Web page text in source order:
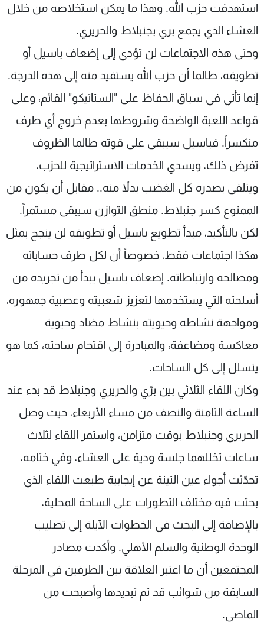
استهدفت حزب الله. وهذا ما يمكن استخلاصه من خلال
العشاء الذي يجمع بري بجنبلاط والحريري.
وحتى هذه الاجتماعات لن تؤدي إلى إضعاف باسيل أو
تطويقه، طالما أن حزب الله يستفيد منه إلى هذه الدرجة.
إنما تأتي في سياق الحفاظ على "الستاتيكو" القائم، وعلى
قواعد اللعبة الواضحة وشروطها بعدم خروج أي طرف
منكسراً. فباسيل سيبقى على قوته طالما الظروف
تفرض ذلك، ويسدي الخدمات الاستراتيجية للحزب،
ويتلقى بصدره كل الغضب بدلاً منه.. مقابل أن يكون من
الممنوع كسر جنبلاط. منطق التوازن سيبقى مستمراً.
لكن بالتأكيد، مبدأ تطويع باسيل أو تطويقه لن ينجح بمثل
هكذا اجتماعات فقط، خصوصاً أن لكل طرف حساباته
ومصالحه وارتباطاته. إضعاف باسيل يبدأ من تجريده من
أسلحته التي يستخدمها لتعزيز شعبيته وعصبية جمهوره،
ومواجهة نشاطه وحيويته بنشاط مضاد وحيوية
معاكسة ومضاعفة، والمبادرة إلى اقتحام ساحته، كما هو
يتسلل إلى كل الساحات.
وكان اللقاء الثلاثي بين برّي والحريري وجنبلاط قد بدء عند
الساعة الثامنة والنصف من مساء الأربعاء، حيث وصل
الحريري وجنبلاط بوقت متزامن، واستمر اللقاء لثلاث
ساعات تخللهما جلسة ودية على العشاء، وفي ختامه،
تحدّثت أجواء عين التينة عن إيجابية طبعت اللقاء الذي
بحثت فيه مختلف التطورات على الساحة المحلية،
بالإضافة إلى البحث في الخطوات الآيلة إلى تصليب
الوحدة الوطنية والسلم الأهلي. وأكدت مصادر
المجتمعين أن ما اعتبر العلاقة بين الطرفين في المرحلة
السابقة من شوائب قد تم تبديدها وأصبحت من
الماضي.